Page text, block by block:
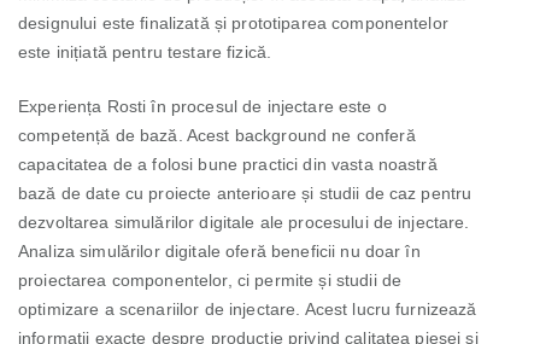
designului este finalizată și prototiparea componentelor
este inițiată pentru testare fizică.
Experiența Rosti în procesul de injectare este o
competență de bază. Acest background ne conferă
capacitatea de a folosi bune practici din vasta noastră
bază de date cu proiecte anterioare și studii de caz pentru
dezvoltarea simulărilor digitale ale procesului de injectare.
Analiza simulărilor digitale oferă beneficii nu doar în
proiectarea componentelor, ci permite și studii de
optimizare a scenariilor de injectare. Acest lucru furnizează
informații exacte despre producție privind calitatea piesei și